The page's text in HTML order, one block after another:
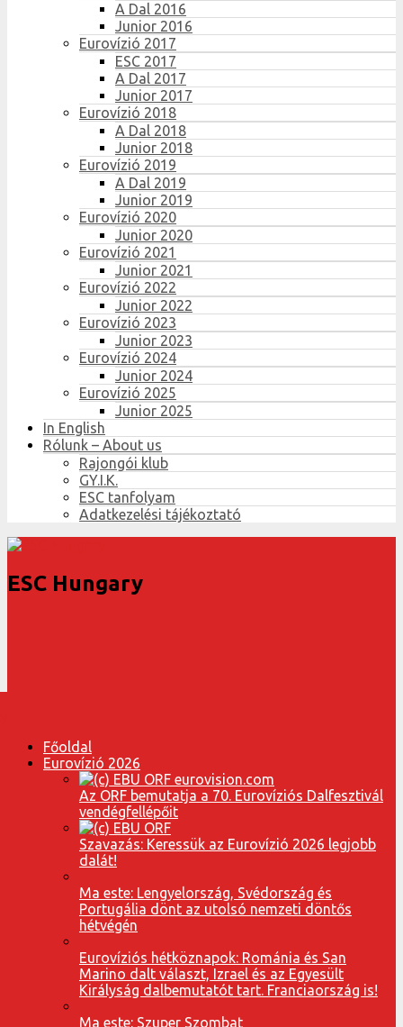
A Dal 2016
Junior 2016
Eurovízió 2017
ESC 2017
A Dal 2017
Junior 2017
Eurovízió 2018
A Dal 2018
Junior 2018
Eurovízió 2019
A Dal 2019
Junior 2019
Eurovízió 2020
Junior 2020
Eurovízió 2021
Junior 2021
Eurovízió 2022
Junior 2022
Eurovízió 2023
Junior 2023
Eurovízió 2024
Junior 2024
Eurovízió 2025
Junior 2025
In English
Rólunk – About us
Rajongói klub
GY.I.K.
ESC tanfolyam
Adatkezelési tájékoztató
ESC Hungary
Főoldal
Eurovízió 2026
Az ORF bemutatja a 70. Eurovíziós Dalfesztivál
vendégfellépőit
Szavazás: Keressük az Eurovízió 2026 legjobb
dalát!
Ma este: Lengyelország, Svédország és
Portugália dönt az utolsó nemzeti döntős
hétvégén
Eurovíziós hétköznapok: Románia és San
Marino dalt választ, Izrael és az Egyesült
Királyság dalbemutatót tart. Franciaország is!
Ma este: Szuper Szombat